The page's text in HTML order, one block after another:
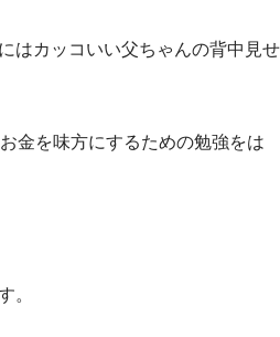
はカッコいい父ちゃんの背中見せ
金を味方にするための勉強をは
。